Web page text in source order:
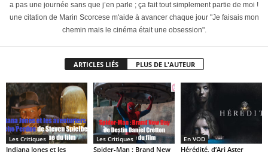
a pas une journée sans que j’en parle ; ça fait tout simplement partie de moi !
une citation de Marin Scorcese m'aide à avancer chaque jour "Je faisais mon
chemin mais le cinéma était une obsession".
ARTICLES LIÉS PLUS DE L'AUTEUR
Les Critiques
Indiana Jones et les
Les Critiques
Spider-Man : Brand New
En VOD
Hérédité, d’Ari Aster